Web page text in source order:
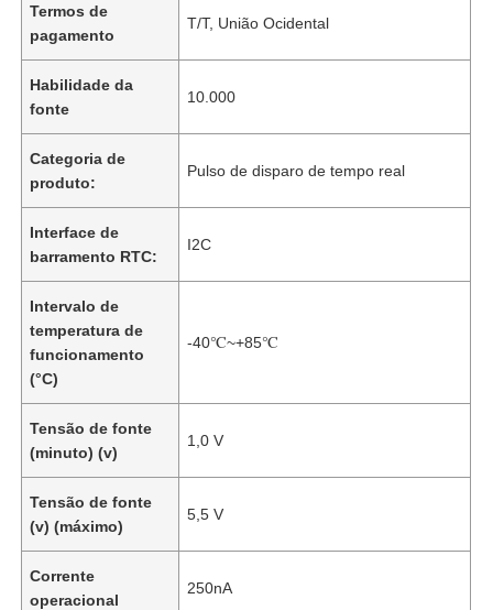
Termos de
pagamento
T/T, União Ocidental
Habilidade da
fonte
10.000
Categoria de
produto:
Pulso de disparo de tempo real
Interface de
barramento RTC:
I2C
Intervalo de
temperatura de
funcionamento
(°C)
-40℃~+85℃
Tensão de fonte
(minuto) (v)
1,0 V
Tensão de fonte
(v) (máximo)
5,5 V
Corrente
operacional
250nA